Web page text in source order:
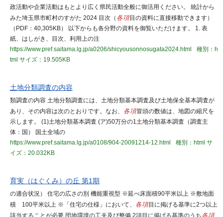
政活動や企業活動はもとより広く県民活動全般に御活用ください。 統計から
みた埼玉県市町村のすがた 2024 目次（ 各項目の資料に直接移動できます）
（PDF：40,305KB） 以下からも各分野の資料を御覧いただけます。 1. 表
紙、はしがき、目次、利用上の注
https://www.pref.saitama.lg.jp/a0206/shicyousonnosugata2024.html
種別：h
tml サイズ：19.505KB
土地分類調査の内容
類調査の内容 土地分類調査には、土地分類基本調査及び土地保全基本調査が
あり、その内容は次のとおりです。なお、 各項冒頭の数値は、地図の縮尺を
示します。 (1)土地分類基本調査 (ア)50万分の1土地分類基本調査（調査主
体：国） 国土全域の
https://www.pref.saitama.lg.jp/a0108/904-20091214-12.html
種別：html サ
イズ：20.032KB
育実（はぐくみ）の丘 第1期
の適合状況） 住宅の広さの別 機能重視型 ※延べ床面積90平米以上 ※敷地面
積 100平米以上 ※「住宅の仕様」において、 各項目に掲げる基準に2つ以上
該当することが必要 団地環境の工夫及び整備 2項目に掲げる基準のうち各項